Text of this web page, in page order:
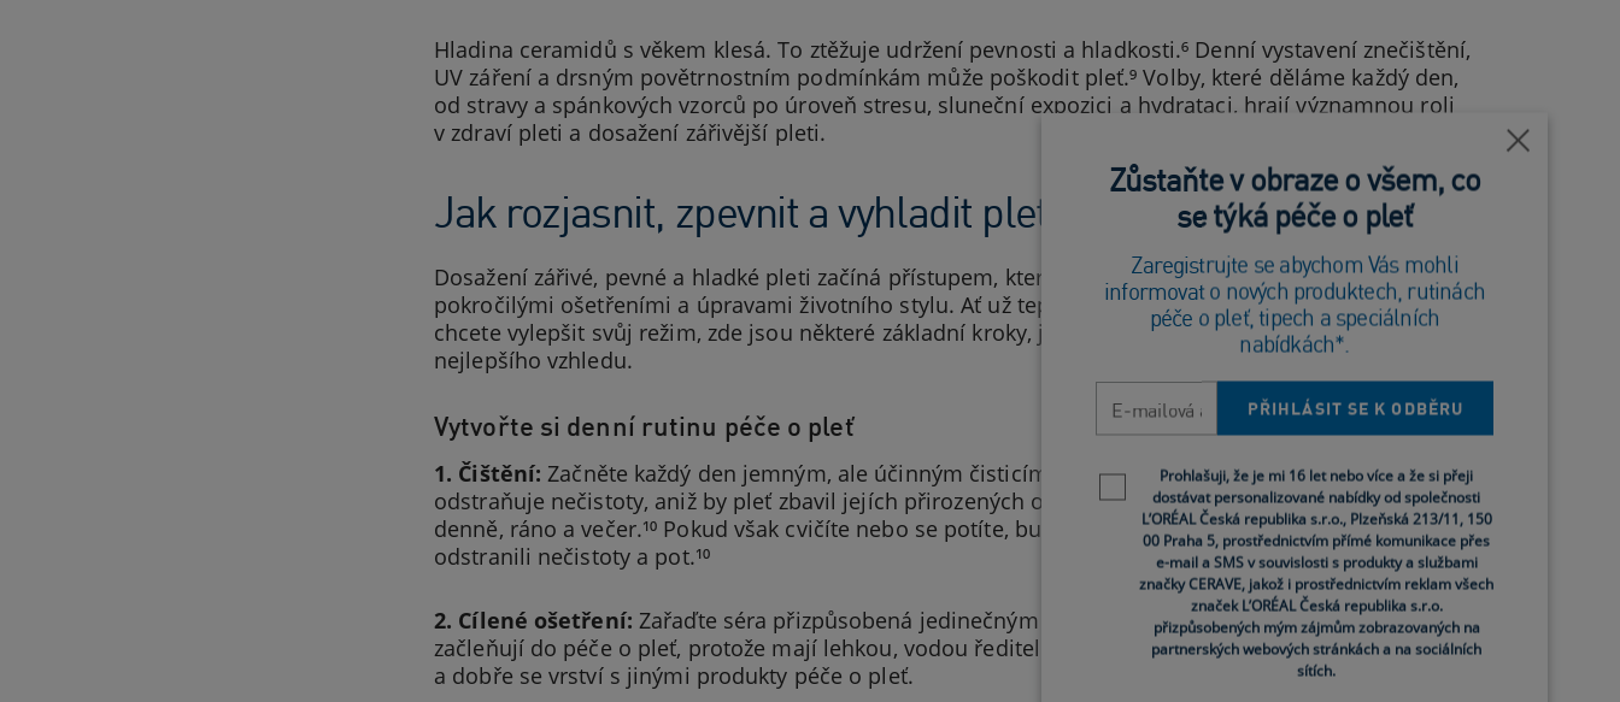
Hladina ceramidů s věkem klesá. To ztěžuje udržení pevnosti a hladkosti.⁶ Denní vystavení znečištění,
UV záření a drsným povětrnostním podmínkám může poškodit pleť.⁹ Volby, které děláme každý den,
od stravy a spánkových vzorců po úroveň stresu, sluneční expozici a hydrataci, hrají významnou roli
v zdraví pleti a dosažení zářivější pleti.
Jak rozjasnit, zpevnit a vyhladit pleť
Dosažení zářivé, pevné a hladké pleti začíná přístupem, který kombinuje důslednou denní rutinu s
pokročilými ošetřeními a úpravami životního stylu. Ať už teprve začínáte svou cestu péče o pleť nebo
chcete vylepšit svůj režim, zde jsou některé základní kroky, jak rozjasnit pleť a dosáhnout jejího
nejlepšího vzhledu.
Vytvořte si denní rutinu péče o pleť
1. Čištění: Začněte každý den jemným, ale účinným čisticím přípravkem.¹⁰ Jemný čisticí přípravek
odstraňuje nečistoty, aniž by pleť zbavil jejích přirozených olejů.¹¹ Pleť si budete chtít čistit dvakrát
denně, ráno a večer.¹⁰ Pokud však cvičíte nebo se potíte, budete si chtít pleť vyčistit poté, abyste
odstranili nečistoty a pot.¹⁰
2. Cílené ošetření: Zařaďte séra přizpůsobená jedinečným potřebám vaší pleti.¹² Séra se snadněji
začleňují do péče o pleť, protože mají lehkou, vodou ředitelnou formuli, která je kosmeticky elegantní
a dobře se vrství s jinými produkty péče o pleť.
Blízko
Zůstaňte v obraze o všem, co
se týká péče o pleť
Zaregistrujte se abychom Vás mohli
informovat o nových produktech, rutinách
péče o pleť, tipech a speciálních
nabídkách*.
PŘIHLÁSIT SE K ODBĚRU
Newsletter policy
Prohlašuji, že je mi 16 let nebo více a že si přeji
dostávat personalizované nabídky od společnosti
L’ORÉAL Česká republika s.r.o., Plzeňská 213/11, 150
00 Praha 5, prostřednictvím přímé komunikace přes
e-mail a SMS v souvislosti s produkty a službami
značky CERAVE, jakož i prostřednictvím reklam všech
značek L’ORÉAL Česká republika s.r.o.
přizpůsobených mým zájmům zobrazovaných na
partnerských webových stránkách a na sociálních
sítích.